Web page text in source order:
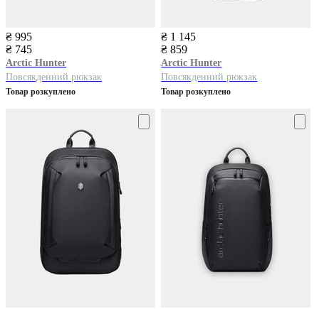
₴ 995
₴ 745
Arctic Hunter
Повсякденний рюкзак
Товар розкуплено
₴ 1 145
₴ 859
Arctic Hunter
Повсякденний рюкзак
Товар розкуплено